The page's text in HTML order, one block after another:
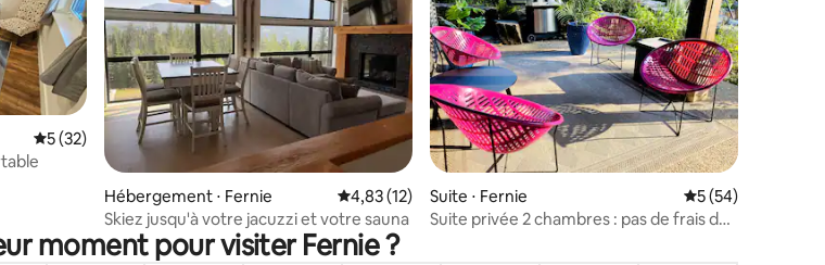
: 5 sur 5
Évaluation moyenne sur la base de 32 commentaires : 5 sur 5
5 (32)
Hébergement ⋅ Fernie Évaluation moyenne sur la base de 12 commentaires : 4,83 sur 5
4,83 (12)
Skiez jusqu'à votre jacuzzi et votre sauna
Suite ⋅ Fernie Évaluation
5 (54)
Suite privée 2 chambres : pas de frais de
moment pour visiter Fernie ?